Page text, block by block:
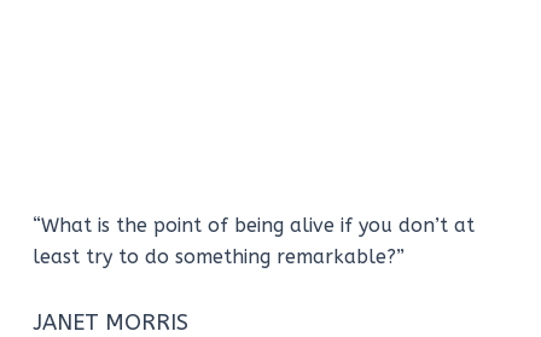
“What is the point of being alive if you don’t at
least try to do something remarkable?”
JANET MORRIS